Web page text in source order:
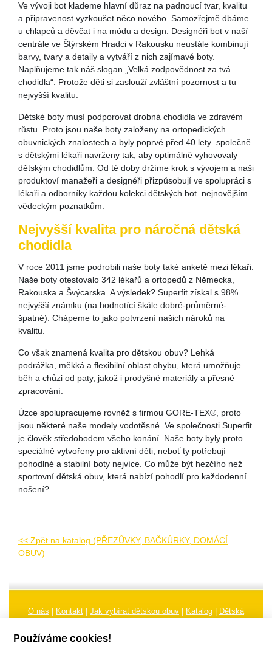
Ve vývoji bot klademe hlavní důraz na padnoucí tvar, kvalitu
a připravenost vyzkoušet něco nového. Samozřejmě dbáme
u chlapců a děvčat i na módu a design. Designéři bot v naší
centrále ve Štýrském Hradci v Rakousku neustále kombinují
barvy, tvary a detaily a vytváří z nich zajímavé boty.
Naplňujeme tak náš slogan „Velká zodpovědnost za tvá
chodidla“. Protože děti si zaslouží zvláštní pozornost a tu
nejvyšší kvalitu.
Dětské boty musí podporovat drobná chodidla ve zdravém
růstu. Proto jsou naše boty založeny na ortopedických
obuvnických znalostech a byly poprvé před 40 lety společně
s dětskými lékaři navrženy tak, aby optimálně vyhovovaly
dětským chodidlům. Od té doby držíme krok s vývojem a naši
produktoví manažeři a designéři přizpůsobují ve spolupráci s
lékaři a odborníky každou kolekci dětských bot nejnovějším
vědeckým poznatkům.
Nejvyšší kvalita pro náročná dětská
chodidla
V roce 2011 jsme podrobili naše boty také anketě mezi lékaři.
Naše boty otestovalo 342 lékařů a ortopedů z Německa,
Rakouska a Švýcarska. A výsledek? Superfit získal s 98%
nejvyšší známku (na hodnotící škále dobré-průměrné-
špatné). Chápeme to jako potvrzení našich nároků na
kvalitu.
Co však znamená kvalita pro dětskou obuv? Lehká
podrážka, měkká a flexibilní oblast ohybu, která umožňuje
běh a chůzi od paty, jakož i prodyšné materiály a přesné
zpracování.
Úzce spolupracujeme rovněž s firmou GORE-TEX®, proto
jsou některé naše modely vodotěsné. Ve společnosti Superfit
je člověk středobodem všeho konání. Naše boty byly proto
speciálně vytvořeny pro aktivní děti, neboť ty potřebují
pohodlné a stabilní boty nejvíce. Co může být hezčího než
sportovní dětská obuv, která nabízí pohodlí pro každodenní
nošení?
<< Zpět na katalog (PŘEZŮVKY, BAČKŮRKY, DOMÁCÍ
OBUV)
O nás Kontakt Jak vybírat dětskou obuv Katalog
Dětská
Používáme cookies!